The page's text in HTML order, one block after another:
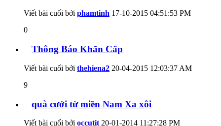
Viết bài cuối bởi phamtinh 17-10-2015 04:51:53 PM
0
Thông Báo Khẩn Cấp
Viết bài cuối bởi thehiena2 20-04-2015 12:03:37 AM
9
quà cưới từ miền Nam Xa xôi
Viết bài cuối bởi occutit 20-01-2014 11:27:28 PM